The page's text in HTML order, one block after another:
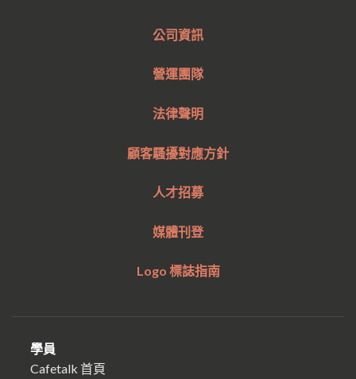
公司資訊
營運團隊
法律聲明
顧客騷擾對應方針
人才招募
媒體刊登
Logo 標誌指南
學員
Cafetalk 首頁